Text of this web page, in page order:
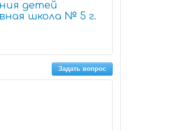
детей
школа № 5 г.
Задать вопрос